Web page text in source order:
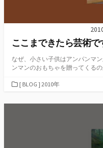
ここまできたら芸術
なぜ、小さい子供はアンパンマ
ンマンのおもちゃを贈ってくる
カ
ゴ
[ BLOG ] 2010年